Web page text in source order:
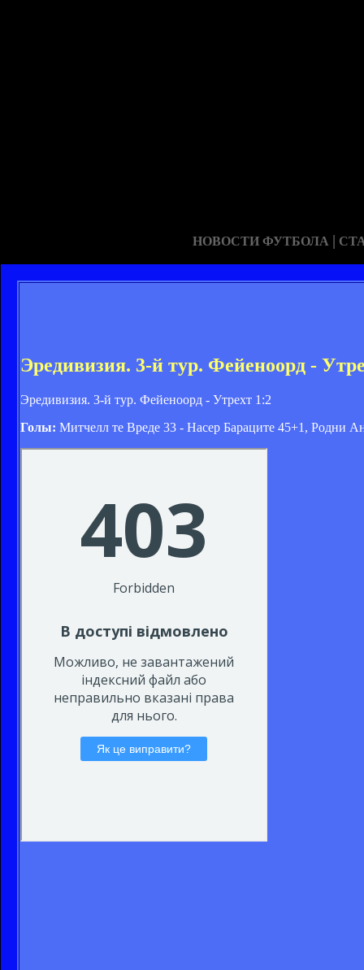
НОВОСТИ ФУТБОЛА |
Эредивизия. 3-й тур. Фейеноорд -
Эредивизия. 3-й тур. Фейеноорд - Утрехт 1:2
Голы: Митчелл те Вреде 33 - Насер Бараците 45+1, Родни